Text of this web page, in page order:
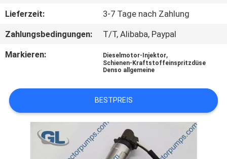
BITTE
UM
EIN
SITEMAP
DATENSCHUTZRICHTLINIE
Lieferzeit:
3-7 Tage nach Zahlung
Zahlungsbedingungen:
T/T, Alibaba, Paypal
Markieren:
Dieselmotor-Injektor,
Schienen-Kraftstoffeinspritzdüse
Denso allgemeine
BESTPREIS